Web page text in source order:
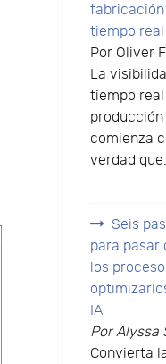
fabricación
tiempo real
Por Oliver
La
tiempo real
producción
comienza
verdad
Seis
para pasar
los
IA
Por Alyssa
Convierta